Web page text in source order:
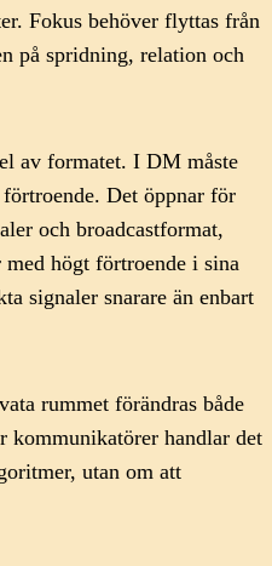
Fokus behöver flyttas från
på spridning, relation och
av formatet. I DM måste
Det öppnar för
och broadcastformat,
med högt förtroende i sina
signaler snarare än enbart
rummet förändras både
kommunikatörer handlar det
utan om att